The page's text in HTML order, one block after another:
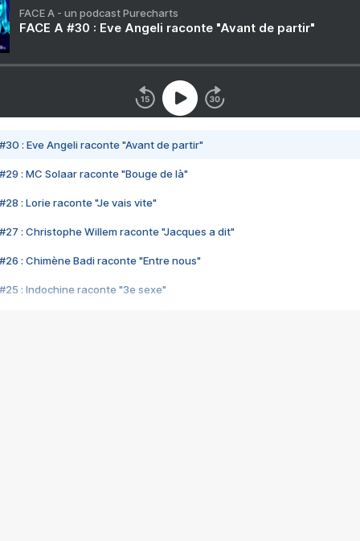
FACE A - un podcast Purecharts
FACE A #30 : Eve Angeli raconte "Avant de partir"
#30 : Eve Angeli raconte "Avant de partir"
#29 : MC Solaar raconte "Bouge de là"
#28 : Lorie raconte "Je vais vite"
#27 : Christophe Willem raconte "Jacques a dit"
#26 : Chimène Badi raconte "Entre nous"
#25 : Indochine raconte "3e sexe"